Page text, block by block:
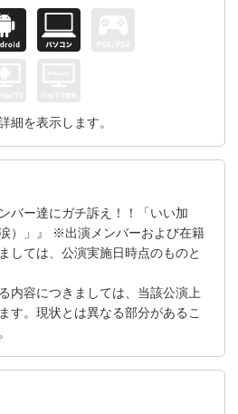
細を表示します。
バー達にガチ訴え！！「いい加
）」』 ※出演メンバーおよび在籍
しては、公演実施日時点のものと
内容につきましては、当該公演上
す。現状とは異なる部分があるこ